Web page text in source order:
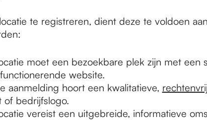
te registreren, dient deze te voldoen
moet een bezoekbare plek zijn met een
website.
aanmelding hoort een kwalitatieve,
of bedrijfslogo.
vereist een uitgebreide, informatieve